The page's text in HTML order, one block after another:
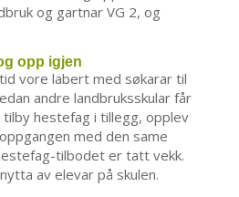
og gartnar VG 2, og
opp igjen
vore labert med søkarar til
andre landbruksskular får
hestefag i tillegg, opplev
med den same
tilbodet er tatt vekk.
av elevar på skulen.